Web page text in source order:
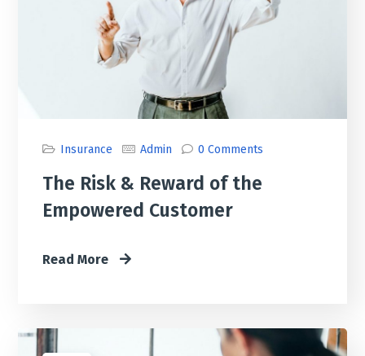
Insurance Admin 0 Comments
The Risk & Reward of the
Empowered Customer
Read More